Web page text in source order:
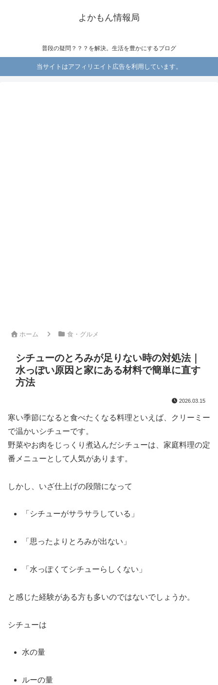
よかもん情報局
普段の疑問？？？を解決。生活を豊かにするブログ
当サイトはアフィリエイト広告を利用しています。
ホーム 食・グルメ
シチューのとろみが足りない時の対処法｜
水っぽい原因と家にある材料で簡単に直す
方法
2026.03.15
寒い季節になる と食べた く なる料理と いえ ば、 ク リー ミー
で温かいシチューです。
野菜やお肉を じっくり 煮込んだシチューは、 家庭料理の定
番 メニューとして 人気があり ます。
しかし、 いざ仕上げの段階になって
「 シチューがサラサラ している」
「 思ったより とろみが出ない」
「 水っぽく て シチューら しく ない」
と感じた経験がある方も多いのではないでしょう か。
シチューは
水の量
ルーの量